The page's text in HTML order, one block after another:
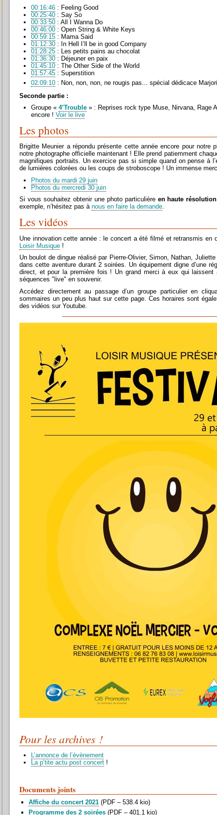
00:16:46 : Feeling Good
00:25:40 : Say So
00:33:50 : All I Wanna Do
00:46:00 : Open String & White Keys
00:59:15 : Mama Said
01:12:30 : In Hell I’ll be in good Company
01:28:25 : Les petits pains au chocolat
01:36:30 : Déjeuner en paix
01:45:10 : The Other Side of the World
01:57:45 : Superstition
02:09:10 : Non, non, non, ne rougis pas... spécial dédicace
Seconde partie :
Groupe « 4’Trouble » : Reprises rock type Muse, Nirvana, Rage
encore ! Voir le live
Les photos
Brigitte Meunier a répondu présente cette année encore pour notre
notre photographe officielle maintenant ! Elle prend patiemment
magnifiques portraits. Un exercice pas si simple quand on pense à
de lumières colorées ou les coups de stroboscope ! Un immense
Photos du mardi 29 juin
Photos du mercredi 30 juin
Si vous souhaitez obtenir une photo particulière en haute résolution
exemple, n’hésitez pas à nous en faire la demande.
Les vidéos
Une innovation cette année : le concert a été filmé et retransmis en
Loisir Musique !
Un boulot de dingue réalisé par Pierre-Olivier, Simon, Nathan,
dans cette aventure durant 2 soirées. Un équipement digne d’une
direct, et pour la première fois ! Un grand merci à eux qui laissent
séquences "live" en souvenir.
Accédez directement au passage d’un groupe particulier en
sommaires un peu plus haut sur cette page. Ces horaires sont
des vidéos sur Youtube.
Pour les archives !
L’annonce de l’évènement
La p’tite actu post concert !
Documents joints
Affiche du concert 2021 (PDF – 538.4 kio)
Programme des 2 soirées (PDF – 401.1 kio)